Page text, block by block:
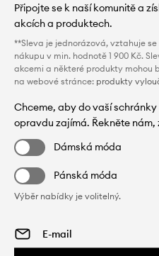
Připojte se k naší komunitě a
akcích a produktech.
**Sleva je jednorázová, vztahuje
nákupu v min. hodnotě 1 900 Kč.
akcemi a některé produkty mohou
na webové stránce: produkty
Chceme, aby do vaší
opravdu zajímá. Řekněte nám,
Dámská móda
Pánská móda
Výběr nabídky je volitelný.